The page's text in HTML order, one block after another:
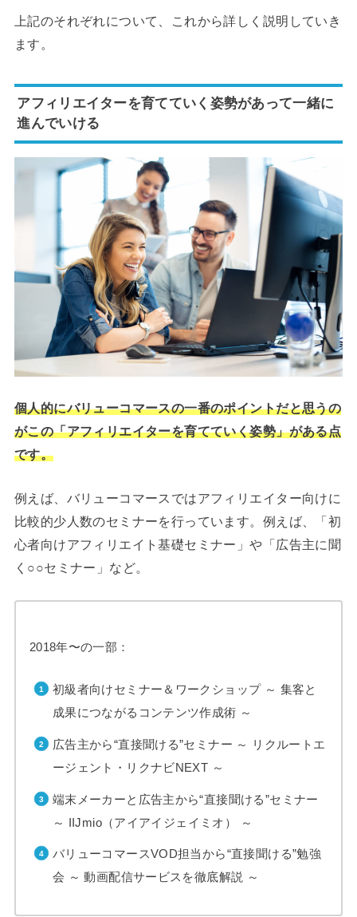
上記のそれぞれについて、これから詳しく説明していき
ます。
アフィリエイターを育てていく姿勢があって一緒に
進んでいける
個人的にバリューコマースの一番のポイントだと思うの
がこの「アフィリエイターを育てていく姿勢」がある点
です。
例えば、バリューコマースではアフィリエイター向けに
比較的少人数のセミナーを行っています。例えば、「初
心者向けアフィリエイト基礎セミナー」や「広告主に聞
く○○セミナー」など。
2018年〜の一部：
初級者向けセミナー＆ワークショップ ～ 集客と
成果につながるコンテンツ作成術 ～
広告主から“直接聞ける”セミナー ～ リクルートエ
ージェント・リクナビNEXT ～
端末メーカーと広告主から“直接聞ける”セミナー
～ IIJmio（アイアイジェイミオ） ～
バリューコマースVOD担当から“直接聞ける”勉強
会 ～ 動画配信サービスを徹底解説 ～